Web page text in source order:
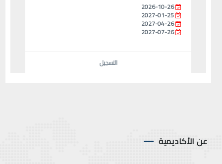
2026-10-26
2027-01-25
2027-04-26
2027-07-26
التسجيل
عن الأكاديمية